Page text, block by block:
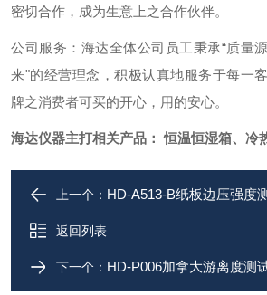
密切合作，成为生意上之合作伙伴。
公司服务：海达全体公司员工秉承“质量
来"的经营理念，积极认真地服务于每一
牌之消费者可买的开心，用的安心。
海达仪器主打相关产品： 恒温恒湿箱、冷
上一个： HD-A513-B纸板边压强度
返回列表
下一个： HD-P006加拿大游离度测